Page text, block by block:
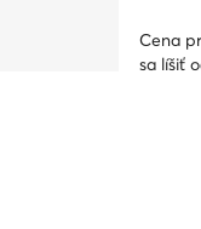
Cena
sa líšiť